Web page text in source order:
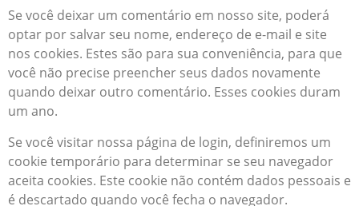
Se você deixar um comentário em nosso site, poderá
optar por salvar seu nome, endereço de e-mail e site
nos cookies. Estes são para sua conveniência, para que
você não precise preencher seus dados novamente
quando deixar outro comentário. Esses cookies duram
um ano.
Se você visitar nossa página de login, definiremos um
cookie temporário para determinar se seu navegador
aceita cookies. Este cookie não contém dados pessoais e
é descartado quando você fecha o navegador.